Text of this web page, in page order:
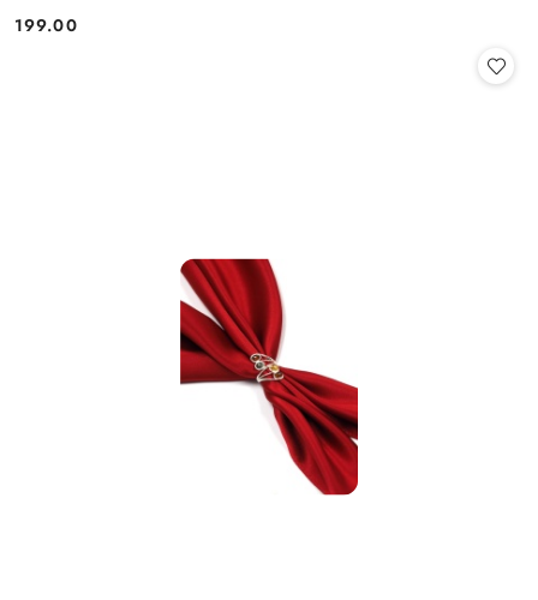
Cena:
199.00